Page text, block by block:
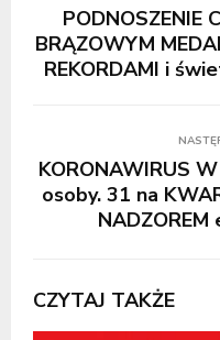
PODNOSZENIE
BRĄZOWYM
REKORDAMI i
KORONAWIRUS
osoby. 31 na
CZYTAJ TAKŻE